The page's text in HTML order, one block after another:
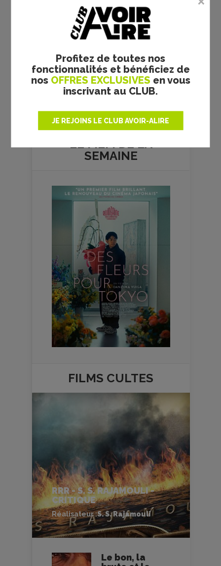
Profitez de toutes nos
fonctionnalités et bénéficiez de
nos OFFRES EXCLUSIVES en vous
inscrivant au CLUB.
JE REJOINS LE CLUB AVOIR-ALIRE
Plus de films
LE FILM DELA
SEMAINE
FILMS CULTES
RRR - S. S. RAJAMOULI -
CRITIQUE
Réalisateur :S. S. Rajamouli
Le bon, la